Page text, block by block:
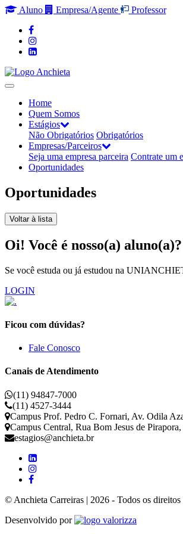
Aluno Empresa/Agente Professor
Home
Quem Somos
Estágios
Não Obrigatórios Obrigatórios
Empresas/Parceiros
Seja uma empresa parceira Contrate um
Oportunidades
Oportunidades
Voltar à lista
Oi! Você é nosso(a) aluno(a)?
Se você estuda ou já estudou na
LOGIN
Ficou com dúvidas?
Fale Conosco
Canais de Atendimento
(11) 94847-7000
(11) 4527-3444
Campus Prof. Pedro C. Fornari, Av. Odila
Campus Central, Rua Bom Jesus de
estagios@anchieta.br
© Anchieta Carreiras | 2026 - Todos os direitos
Desenvolvido por